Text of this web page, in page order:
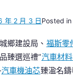
年 2 月 3 日Posted in
鄉建設局、 福斯零
臻選巡禮”汽車材
汽車機油芯臻溋名